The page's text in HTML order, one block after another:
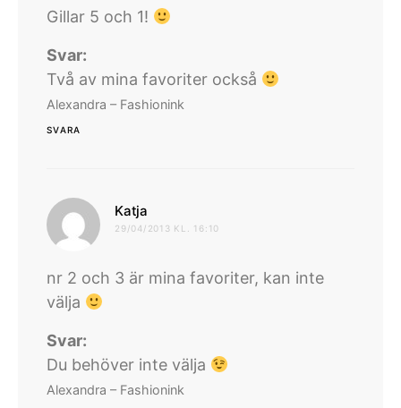
Gillar 5 och 1!
Svar:
Två av mina favoriter också
Alexandra – Fashionink
SVARA
Katja
29/04/2013 KL. 16:10
nr 2 och 3 är mina favoriter, kan inte
välja
Svar:
Du behöver inte välja
Alexandra – Fashionink